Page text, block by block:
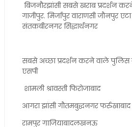
बिजनौरझांसी सबसे खराब प्रदर्शन
गाजीपुर. मिर्जापुर वाराणसी जौनपुर
संतकबीरनगर सिद्धार्थनगर
सबसे अच्छा प्रदर्शन करने वाले
एसपी
शामली श्रावस्ती फिरोजाबाद
आगरा झांसी गौतमबुद्धनगर फर्रुखाबाद
रामपुर गाजियाबादलखनऊ